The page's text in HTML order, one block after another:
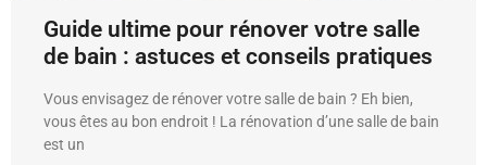
Guide ultime pour rénover votre salle
de bain : astuces et conseils pratiques
Vous envisagez de rénover votre salle de bain ? Eh bien,
vous êtes au bon endroit ! La rénovation d’une salle de bain
est un